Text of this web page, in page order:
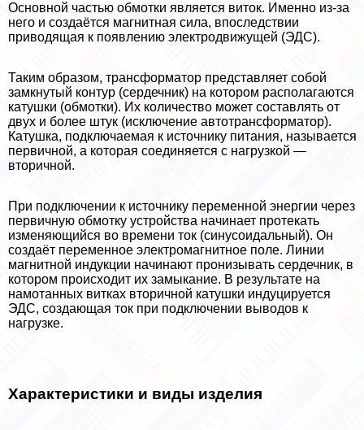
Основной частью обмотки является виток. Именно из-за
него и создаётся магнитная сила, впоследствии
приводящая к появлению электродвижущей (ЭДС).
Таким образом, трaнcформатор представляет собой
замкнутый контур (сердечник) на котором располагаются
катушки (обмотки). Их количество может составлять от
двух и более штук (исключение автотрaнcформатор).
Катушка, подключаемая к источнику питания, называется
первичной, а которая соединяется с нагрузкой —
вторичной.
При подключении к источнику переменной энергии через
первичную обмотку устройства начинает протекать
изменяющийся во времени ток (синусоидальный). Он
создаёт переменное электромагнитное поле. Линии
магнитной индукции начинают пронизывать сердечник, в
котором происходит их замыкание. В результате на
намотанных витках вторичной катушки индуцируется
ЭДС, создающая ток при подключении выводов к
нагрузке.
Хаpaктеристики и виды изделия